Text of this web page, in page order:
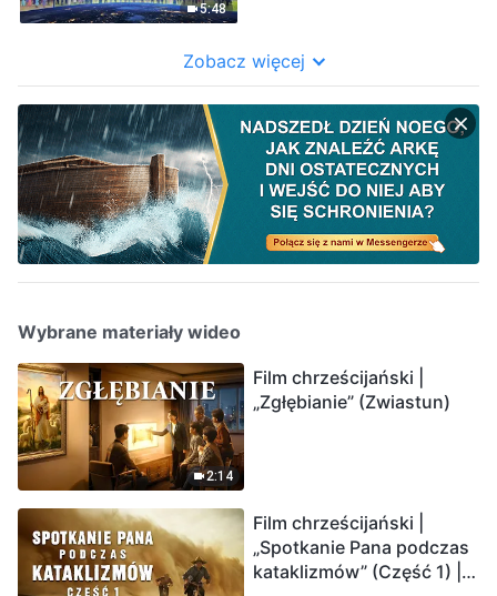
5:48
Zobacz więcej
Wybrane materiały wideo
2:14
Film chrześcijański |
„Zgłębianie” (Zwiastun)
Film chrześcijański |
„Spotkanie Pana podczas
kataklizmów” (Część 1) |